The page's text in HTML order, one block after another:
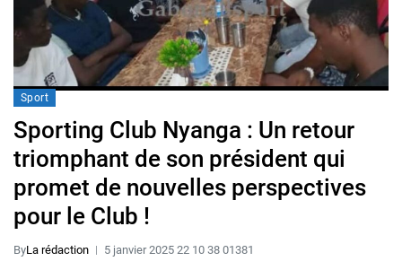
Sport
Sporting Club Nyanga : Un retour
triomphant de son président qui
promet de nouvelles perspectives
pour le Club !
ByLa rédaction 5 janvier 2025 22 10 38 01381